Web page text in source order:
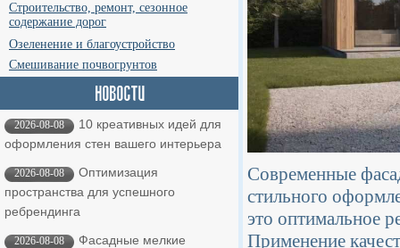
Строительство, ремонт, сезонное
содержание дорог
Озеленение и благоустройство
Смешивание почвогрунтов
2026-08-08
10 креативных идей для
оформления стен вашего интерьера
2026-08-08
Оптимизация
пространства для успешного
ребрендинга
2026-08-08
Фасадные мелкие
Современные
стильного
это оптимальное
Применение